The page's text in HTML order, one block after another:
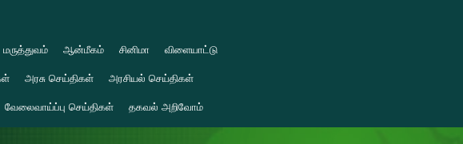
மருத்துவம் ஆன்மீகம் சினிமா விளையாட்டு
அரசு செய்திகள் அரசியல் செய்திகள்
வேலைவாய்ப்பு செய்திகள் தகவல் அறிவோம்